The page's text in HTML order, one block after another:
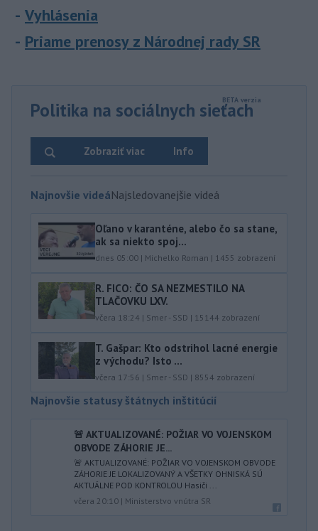
Vyhlásenia
Priame prenosy z Národnej rady SR
Politika na sociálnych sieťach
Info
Zobraziť viac
Najnovšie videáNajsledovanejšie videá
Oľano v karanténe, alebo čo sa stane,
ak sa niekto spoj...
dnes 05:00 | Michelko Roman | 1455 zobrazení
R. FICO: ČO SA NEZMESTILO NA
TLAČOVKU LXV.
včera 18:24 | Smer - SSD | 15144 zobrazení
T. Gašpar: Kto odstrihol lacné energie
z východu? Isto ...
včera 17:56 | Smer - SSD | 8554 zobrazení
Najnovšie statusy štátnych inštitúcií
🚨 AKTUALIZOVANÉ: POŽIAR VO VOJENSKOM
OBVODE ZÁHORIE JE...
🚨 AKTUALIZOVANÉ: POŽIAR VO VOJENSKOM OBVODE
ZÁHORIE JE LOKALIZOVANÝ A VŠETKY OHNISKÁ SÚ
AKTUÁLNE POD KONTROLOU Hasiči ...
včera 20:10 | Ministerstvo vnútra SR